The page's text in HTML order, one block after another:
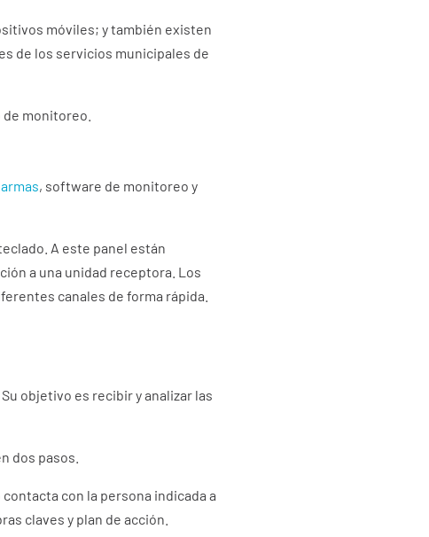
móviles; y también existen
de los servicios municipales de
monitoreo.
, software de monitoreo y
A este panel están
a una unidad receptora. Los
canales de forma rápida.
objetivo es recibir y analizar las
dos pasos.
con la persona indicada a
claves y plan de acción.